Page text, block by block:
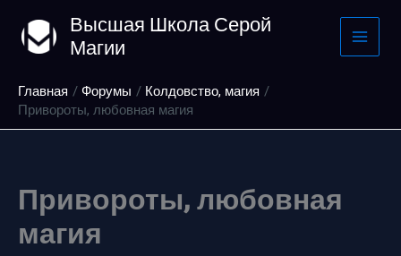
содержимому
Высшая Школа Серой
Магии
Главная Форумы
Колдовство, магия
Привороты, любовная магия
Привороты, любовная
магия